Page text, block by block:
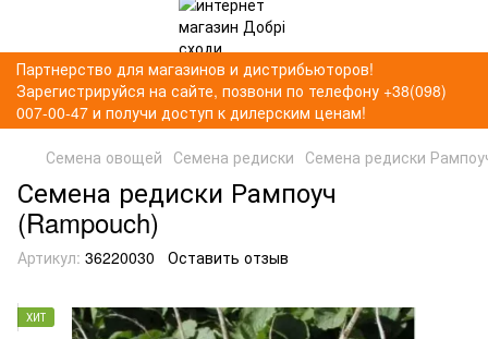
Партнерство для магазинов и дистрибьюторов!
Зарегистрируйся на сайте, позвони по телефону +38(098)
007-00-47 и получи доступ к дилерским ценам!
Семена овощей Семена редиски Семена редиски
Семена редиски Рампоуч
(Rampouch)
Артикул: 36220030 Оставить отзыв
ХИТ